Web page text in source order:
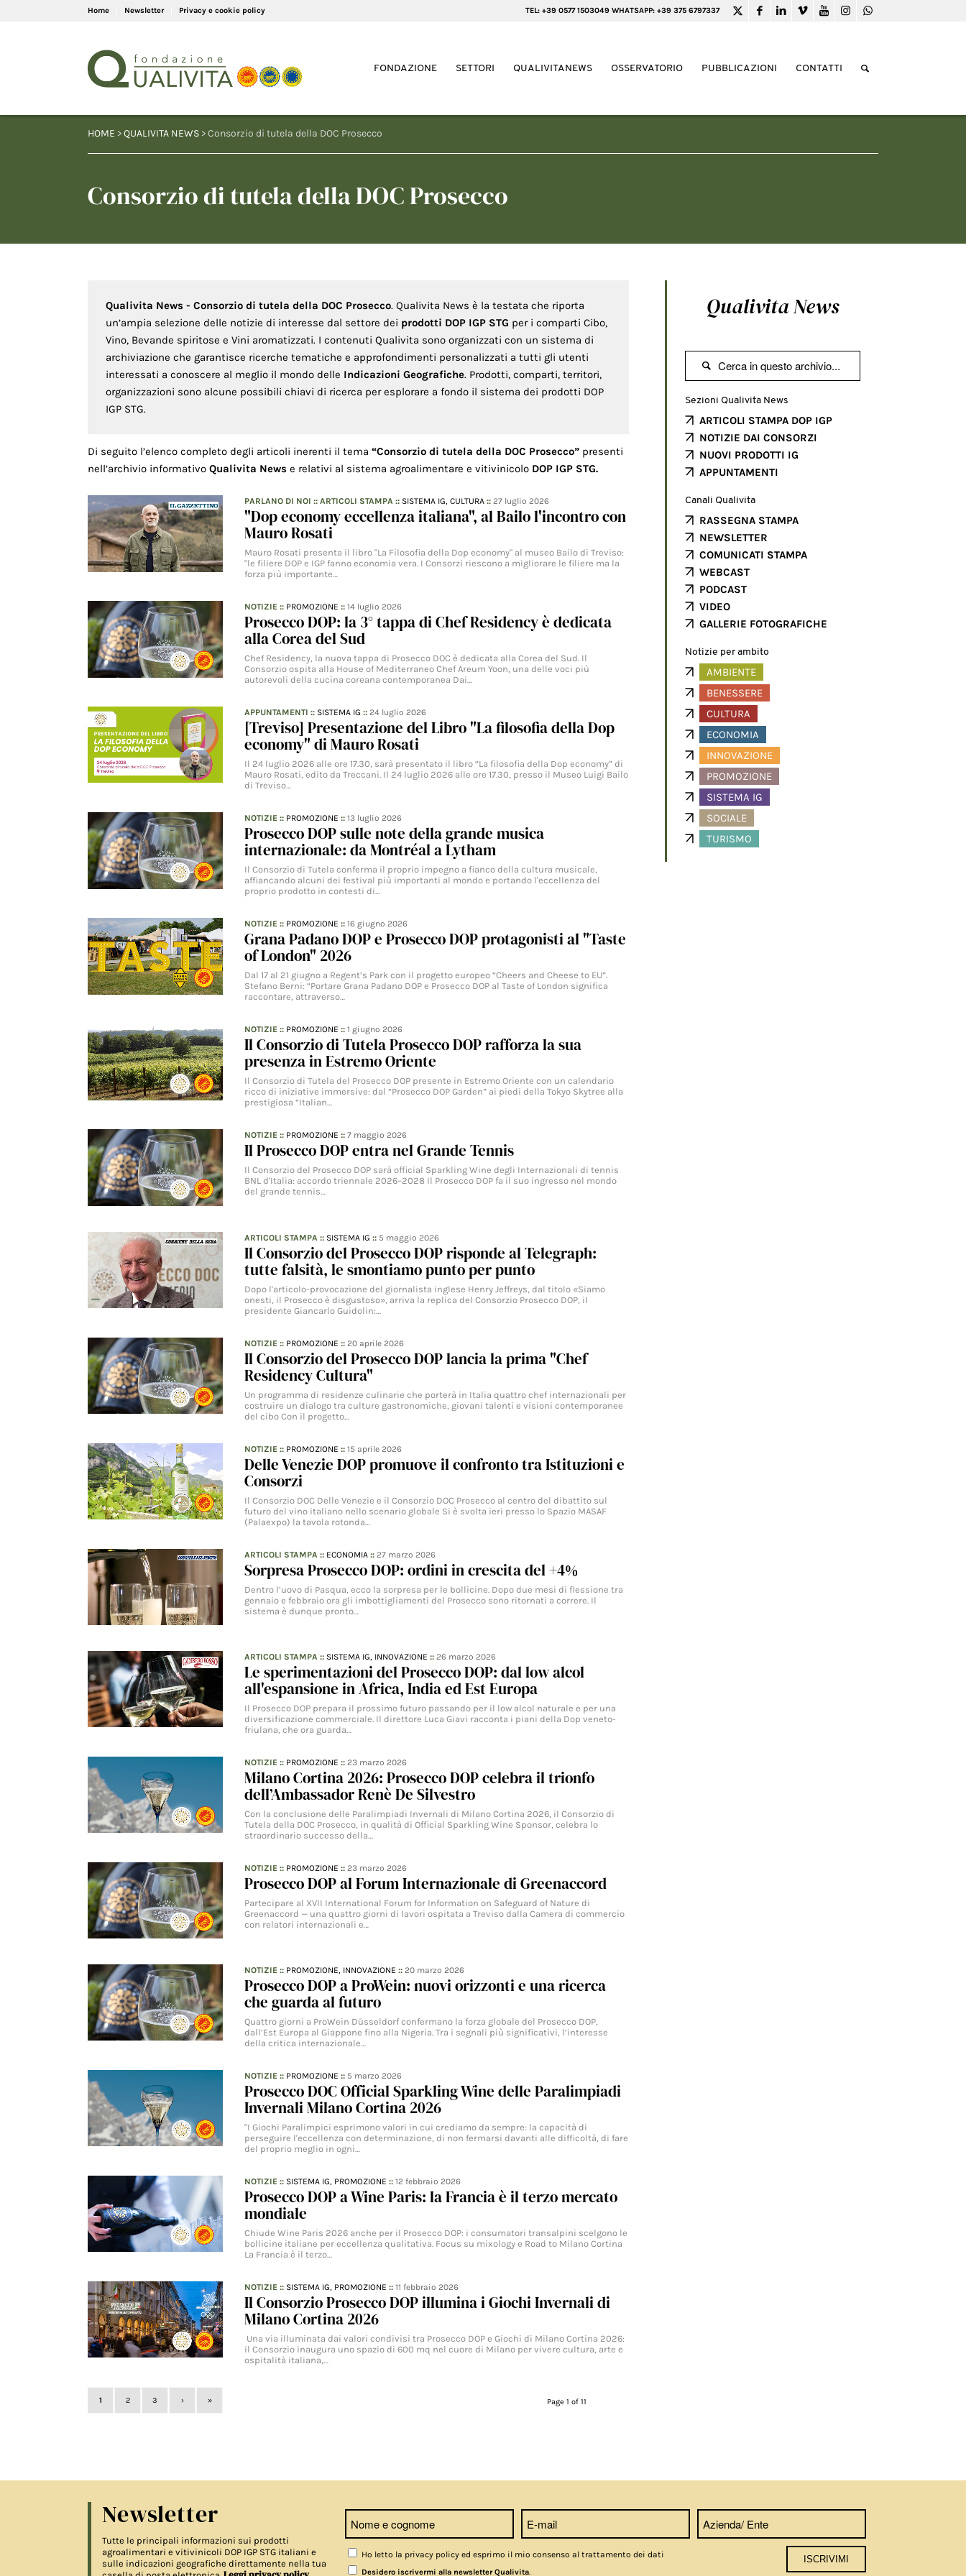
Home Newsletter Privacy e cookie policy TEL: +39 0577 1503049 WHATSAPP: +39 375 6797337
FONDAZIONE SETTORI QUALIVITANEWS OSSERVATORIO PUBBLICAZIONI CONTATTI
HOME >QUALIVITA NEWS > Consorzio di tutela della DOC Prosecco
Consorzio di tutela della DOC Prosecco
Qualivita News - Consorzio di tutela della DOC Prosecco. Qualivita News è la testata che riporta
un’ampia selezione delle notizie di interesse dal settore dei prodotti DOP IGP STG per i comparti Cibo,
Vino, Bevande spiritose e Vini aromatizzati. I contenuti Qualivita sono organizzati con un sistema di
archiviazione che garantisce ricerche tematiche e approfondimenti personalizzati a tutti gli utenti
interessati a conoscere al meglio il mondo delle Indicazioni Geografiche. Prodotti, comparti, territori,
organizzazioni sono alcune possibili chiavi di ricerca per esplorare a fondo il sistema dei prodotti DOP
IGP STG.
Di seguito l’elenco completo degli articoli inerenti il tema “Consorzio di tutela della DOC Prosecco” presenti
nell’archivio informativo Qualivita News e relativi al sistema agroalimentare e vitivinicolo DOP IGP STG.
PARLANO DI NOI ::ARTICOLI STAMPA :: SISTEMA IG,CULTURA ::27 luglio 2026
"Dop economy eccellenza italiana", al Bailo l'incontro con
Mauro Rosati
Mauro Rosati presenta il libro "La Filosofia della Dop economy" al museo Bailo di Treviso:
"le filiere DOP e IGP fanno economia vera. I Consorzi riescono a migliorare le filiere ma la
forza più importante…
NOTIZIE :: PROMOZIONE ::14 luglio 2026
Prosecco DOP: la 3° tappa di Chef Residency è dedicata
alla Corea del Sud
Chef Residency, la nuova tappa di Prosecco DOC è dedicata alla Corea del Sud. Il
Consorzio ospita alla House of Mediterraneo Chef Areum Yoon, una delle voci più
autorevoli della cucina coreana contemporanea Dai…
APPUNTAMENTI :: SISTEMA IG ::24 luglio 2026
[Treviso] Presentazione del Libro "La filosofia della Dop
economy" di Mauro Rosati
Il 24 luglio 2026 alle ore 17.30, sarà presentato il libro “La filosofia della Dop economy” di
Mauro Rosati, edito da Treccani. Il 24 luglio 2026 alle ore 17.30, presso il Museo Luigi Bailo
di Treviso…
NOTIZIE :: PROMOZIONE ::13 luglio 2026
Prosecco DOP sulle note della grande musica
internazionale: da Montréal a Lytham
Il Consorzio di Tutela conferma il proprio impegno a fianco della cultura musicale,
affiancando alcuni dei festival più importanti al mondo e portando l'eccellenza del
proprio prodotto in contesti di…
NOTIZIE :: PROMOZIONE ::16 giugno 2026
Grana Padano DOP e Prosecco DOP protagonisti al "Taste
of London" 2026
Dal 17 al 21 giugno a Regent’s Park con il progetto europeo “Cheers and Cheese to EU”.
Stefano Berni: “Portare Grana Padano DOP e Prosecco DOP al Taste of London significa
raccontare, attraverso…
NOTIZIE :: PROMOZIONE ::1 giugno 2026
Il Consorzio di Tutela Prosecco DOP rafforza la sua
presenza in Estremo Oriente
Il Consorzio di Tutela del Prosecco DOP presente in Estremo Oriente con un calendario
ricco di iniziative immersive: dal “Prosecco DOP Garden” ai piedi della Tokyo Skytree alla
prestigiosa “Italian…
NOTIZIE :: PROMOZIONE ::7 maggio 2026
Il Prosecco DOP entra nel Grande Tennis
Il Consorzio del Prosecco DOP sarà official Sparkling Wine degli Internazionali di tennis
BNL d'Italia: accordo triennale 2026–2028 Il Prosecco DOP fa il suo ingresso nel mondo
del grande tennis…
ARTICOLI STAMPA :: SISTEMA IG :: 5 maggio 2026
Il Consorzio del Prosecco DOP risponde al Telegraph:
tutte falsità, le smontiamo punto per punto
Dopo l'articolo-provocazione del giornalista inglese Henry Jeffreys, dal titolo «Siamo
onesti, il Prosecco è disgustoso», arriva la replica del Consorzio Prosecco DOP, il
presidente Giancarlo Guidolin:…
NOTIZIE :: PROMOZIONE ::20 aprile 2026
Il Consorzio del Prosecco DOP lancia la prima "Chef
Residency Cultura"
Un programma di residenze culinarie che porterà in Italia quattro chef internazionali per
costruire un dialogo tra culture gastronomiche, giovani talenti e visioni contemporanee
del cibo Con il progetto…
NOTIZIE :: PROMOZIONE ::15 aprile 2026
Delle Venezie DOP promuove il confronto tra Istituzioni e
Consorzi
Il Consorzio DOC Delle Venezie e il Consorzio DOC Prosecco al centro del dibattito sul
futuro del vino italiano nello scenario globale Si è svolta ieri presso lo Spazio MASAF
(Palaexpo) la tavola rotonda…
ARTICOLI STAMPA :: ECONOMIA ::27 marzo 2026
Sorpresa Prosecco DOP: ordini in crescita del +4%
Dentro l’uovo di Pasqua, ecco la sorpresa per le bollicine. Dopo due mesi di flessione tra
gennaio e febbraio ora gli imbottigliamenti del Prosecco sono ritornati a correre. Il
sistema è dunque pronto…
ARTICOLI STAMPA :: SISTEMA IG, INNOVAZIONE ::26 marzo 2026
Le sperimentazioni del Prosecco DOP: dal low alcol
all'espansione in Africa, India ed Est Europa
Il Prosecco DOP prepara il prossimo futuro passando per il low alcol naturale e per una
diversificazione commerciale. Il direttore Luca Giavi racconta i piani della Dop veneto-
friulana, che ora guarda…
NOTIZIE :: PROMOZIONE ::23 marzo 2026
Milano Cortina 2026: Prosecco DOP celebra il trionfo
dell’Ambassador Renè De Silvestro
Con la conclusione delle Paralimpiadi Invernali di Milano Cortina 2026, il Consorzio di
Tutela della DOC Prosecco, in qualità di Official Sparkling Wine Sponsor, celebra lo
straordinario successo della…
NOTIZIE :: PROMOZIONE ::23 marzo 2026
Prosecco DOP al Forum Internazionale di Greenaccord
Partecipare al XVII International Forum for Information on Safeguard of Nature di
Greenaccord — una quattro giorni di lavori ospitata a Treviso dalla Camera di commercio
con relatori internazionali e…
NOTIZIE :: PROMOZIONE, INNOVAZIONE ::20 marzo 2026
Prosecco DOP a ProWein: nuovi orizzonti e una ricerca
che guarda al futuro
Quattro giorni a ProWein Düsseldorf confermano la forza globale del Prosecco DOP,
dall’Est Europa al Giappone fino alla Nigeria. Tra i segnali più significativi, l’interesse
della critica internazionale…
NOTIZIE :: PROMOZIONE :: 5 marzo 2026
Prosecco DOC Official Sparkling Wine delle Paralimpiadi
Invernali Milano Cortina 2026
"I Giochi Paralimpici esprimono valori in cui crediamo da sempre: la capacità di
perseguire l'eccellenza con determinazione, di non fermarsi davanti alle difficoltà, di fare
del proprio meglio in ogni…
NOTIZIE :: SISTEMA IG, PROMOZIONE ::12 febbraio 2026
Prosecco DOP a Wine Paris: la Francia è il terzo mercato
mondiale
Chiude Wine Paris 2026 anche per il Prosecco DOP: i consumatori transalpini scelgono le
bollicine italiane per eccellenza qualitativa. Focus su mixology e Road to Milano Cortina
La Francia è il terzo…
NOTIZIE :: SISTEMA IG, PROMOZIONE ::11 febbraio 2026
Il Consorzio Prosecco DOP illumina i Giochi Invernali di
Milano Cortina 2026
Una via illuminata dai valori condivisi tra Prosecco DOP e Giochi di Milano Cortina 2026:
il Consorzio inaugura uno spazio di 600 mq nel cuore di Milano per vivere cultura, arte e
ospitalità italiana,…
Page 1 of 11
1 2 3 › »
Qualivita News

Sezioni Qualivita News
ARTICOLI STAMPA DOP IGP
NOTIZIE DAI CONSORZI
NUOVI PRODOTTI IG
APPUNTAMENTI
Canali Qualivita
RASSEGNA STAMPA
NEWSLETTER
COMUNICATI STAMPA
WEBCAST
PODCAST
VIDEO
GALLERIE FOTOGRAFICHE
Notizie per ambito
AMBIENTE
BENESSERE
CULTURA
ECONOMIA
INNOVAZIONE
PROMOZIONE
SISTEMA IG
SOCIALE
TURISMO
Newsletter
Tutte le principali informazioni sui prodotti
agroalimentari e vitivinicoli DOP IGP STG italiani e
sulle indicazioni geografiche direttamente nella tua
Ho letto la privacy policy ed esprimo il mio consenso al trattamento dei dati
Desidero iscrivermi alla newsletter Qualivita.